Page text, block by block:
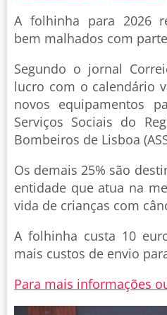
A folhinha para 2026
bem malhados com
Segundo o jornal
lucro com o calendário
novos equipamentos
Serviços Sociais do
Bombeiros de Lisboa
Os demais 25% são
entidade que atua na
vida de crianças com
A folhinha custa 10
mais custos de envio
Para mais informações